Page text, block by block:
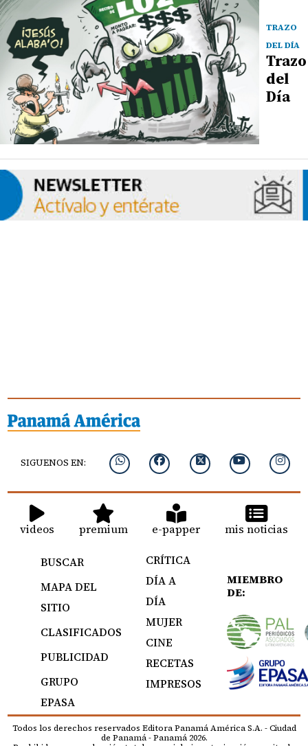
TRAZO
DEL DÍA
Trazo
del
Día
SIGUENOS EN:
videos premium e-papper mis noticias
BUSCAR
MAPA DEL
SITIO
CLASIFICADOS
PUBLICIDAD
GRUPO
EPASA
CRÍTICA
DÍA A
DÍA
MUJER
CINE
RECETAS
IMPRESOS
MIEMBRO
DE:
Todos los derechos reservados Editora Panamá América S.A. - Ciudad
de Panamá - Panamá 2026.